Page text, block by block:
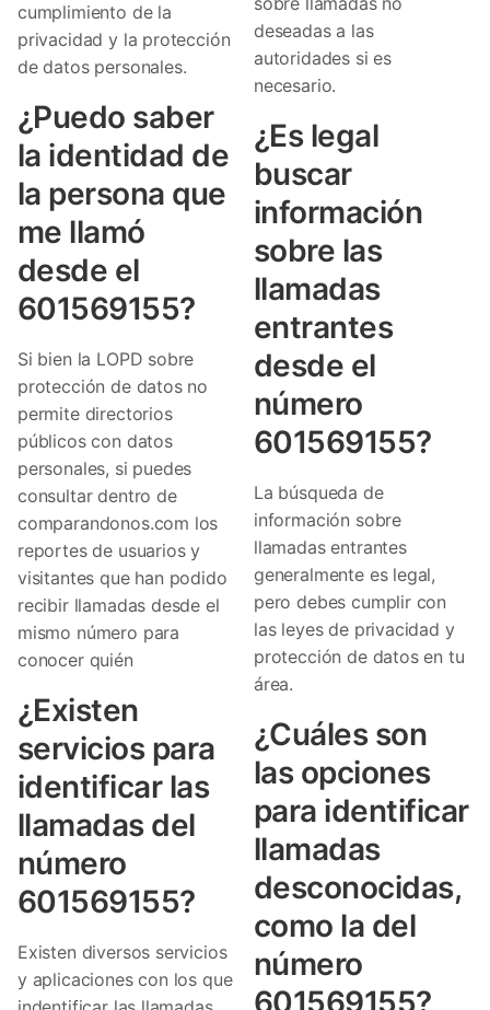
cumplimiento de la
privacidad y la protección
de datos personales.
¿Puedo saber
la identidad de
la persona que
me llamó
desde el
601569155?
Si bien la LOPD sobre
protección de datos no
permite directorios
públicos con datos
personales, si puedes
consultar dentro de
comparandonos.com los
reportes de usuarios y
visitantes que han podido
recibir llamadas desde el
mismo número para
conocer quién
¿Existen
servicios para
identificar las
llamadas del
número
601569155?
Existen diversos servicios
y aplicaciones con los que
deseadas a las
autoridades si es
necesario.
¿Es legal
buscar
información
sobre las
llamadas
entrantes
desde el
número
601569155?
La búsqueda de
información sobre
llamadas entrantes
generalmente es legal,
pero debes cumplir con
las leyes de privacidad y
protección de datos en tu
área.
¿Cuáles son
las opciones
para identificar
llamadas
desconocidas,
como la del
número
601569155?